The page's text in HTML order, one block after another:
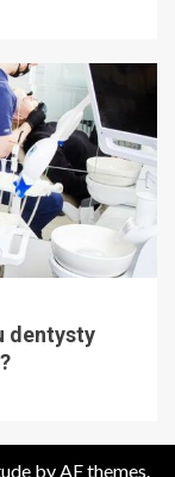
dentysty
by AF themes.